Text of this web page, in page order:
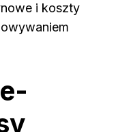
i koszty